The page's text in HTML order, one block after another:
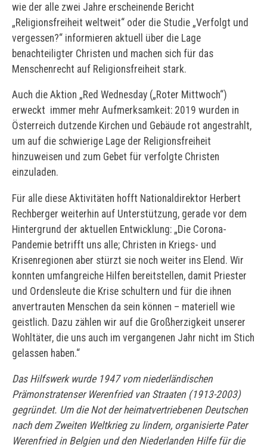
wie der alle zwei Jahre erscheinende Bericht
„Religionsfreiheit weltweit“ oder die Studie „Verfolgt und
vergessen?“ informieren aktuell über die Lage
benachteiligter Christen und machen sich für das
Menschenrecht auf Religionsfreiheit stark.
Auch die Aktion „Red Wednesday („Roter Mittwoch“)
erweckt immer mehr Aufmerksamkeit: 2019 wurden in
Österreich dutzende Kirchen und Gebäude rot angestrahlt,
um auf die schwierige Lage der Religionsfreiheit
hinzuweisen und zum Gebet für verfolgte Christen
einzuladen.
Für alle diese Aktivitäten hofft Nationaldirektor Herbert
Rechberger weiterhin auf Unterstützung, gerade vor dem
Hintergrund der aktuellen Entwicklung: „Die Corona-
Pandemie betrifft uns alle; Christen in Kriegs- und
Krisenregionen aber stürzt sie noch weiter ins Elend. Wir
konnten umfangreiche Hilfen bereitstellen, damit Priester
und Ordensleute die Krise schultern und für die ihnen
anvertrauten Menschen da sein können – materiell wie
geistlich. Dazu zählen wir auf die Großherzigkeit unserer
Wohltäter, die uns auch im vergangenen Jahr nicht im Stich
gelassen haben.“
Das Hilfswerk wurde 1947 vom niederländischen
Prämonstratenser Werenfried van Straaten (1913-2003)
gegründet. Um die Not der heimatvertriebenen Deutschen
nach dem Zweiten Weltkrieg zu lindern, organisierte Pater
Werenfried in Belgien und den Niederlanden Hilfe für die